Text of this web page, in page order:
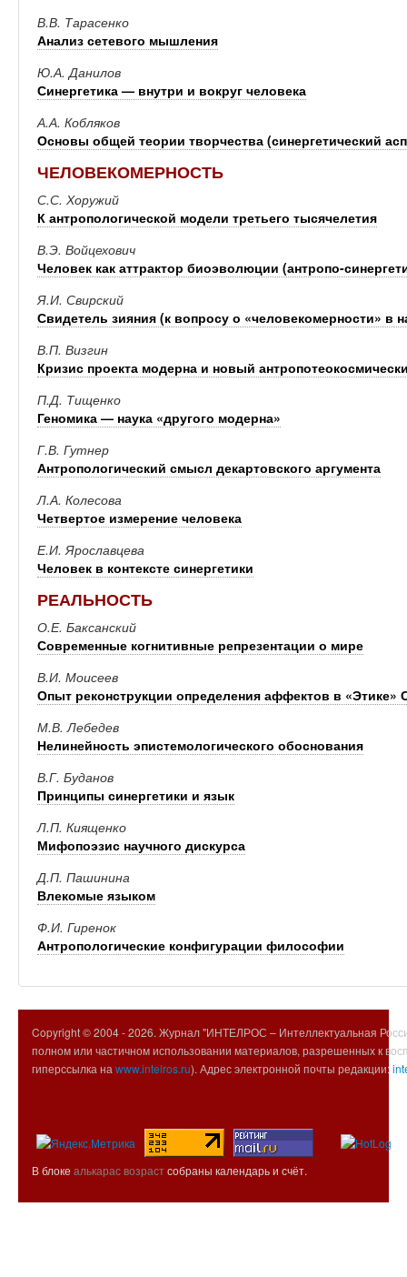
В.В. Тарасенко
Анализ сетевого мышления
Ю.А. Данилов
Синергетика — внутри и вокруг человека
А.А. Кобляков
Основы общей теории творчества (синергетический
ЧЕЛОВЕКОМЕРНОСТЬ
С.С. Хоружий
К антропологической модели третьего тысячелетия
В.Э. Войцехович
Человек как аттрактор биоэволюции (антропо-
Я.И. Свирский
Свидетель зияния (к вопросу о «человекомерности» в
В.П. Визгин
Кризис проекта модерна и новый
П.Д. Тищенко
Геномика — наука «другого модерна»
Г.В. Гутнер
Антропологический смысл декартовского аргумента
Л.А. Колесова
Четвертое измерение человека
Е.И. Ярославцева
Человек в контексте синергетики
РЕАЛЬНОСТЬ
О.Е. Баксанский
Современные когнитивные репрезентации о мире
В.И. Моисеев
Опыт реконструкции определения аффектов в «Этике»
М.В. Лебедев
Нелинейность эпистемологического обоснования
В.Г. Буданов
Принципы синергетики и язык
Л.П. Киященко
Мифопоэзис научного дискурса
Д.П. Пашинина
Влекомые языком
Ф.И. Гиренок
Антропологические конфигурации философии
Copyright © 2004 -2026. Журнал "ИНТЕЛРОС – Интеллектуальная
полном или частичном использовании материалов, разрешенных к
гиперссылка на www.intelros.ru). Адрес электронной почты редакции:
В блоке алькарас возрастсобраны календарь и счёт.